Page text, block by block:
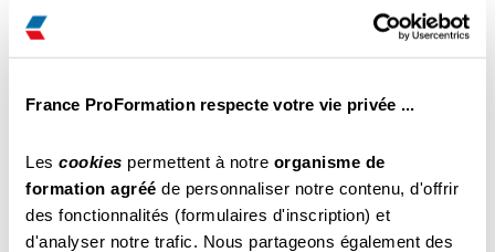
France ProFormation respecte votre vie privée ...
Les cookies permettent à notre organisme de
formation agréé de personnaliser notre contenu, d'offrir
des fonctionnalités (formulaires d'inscription) et
d'analyser notre trafic. Nous partageons également des
Choisir
Orléans
Il reste des places
Inscription par tél au
02 61 79 01 13
Choisir